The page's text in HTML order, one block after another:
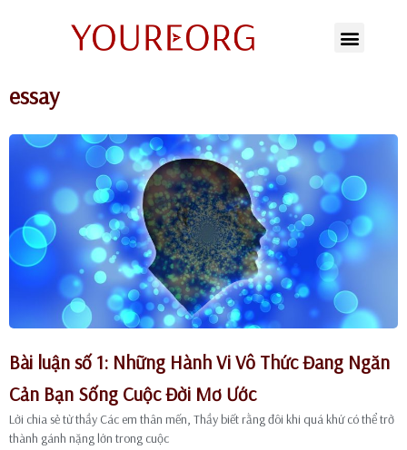
nội
essay
Bài luận số 1: Những Hành Vi Vô Thức Đang Ngăn
Cản Bạn Sống Cuộc Đời Mơ Ước
Lời chia sẻ từ thầy Các em thân mến, Thầy biết rằng đôi khi quá khứ có thể trở
thành gánh nặng lớn trong cuộc